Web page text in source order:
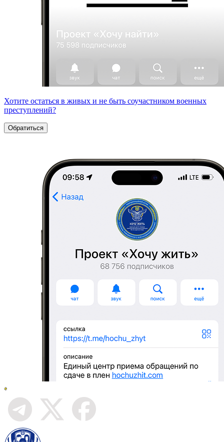
Хотите остаться в живых и не быть соучастником военных
преступлений?
Обратиться